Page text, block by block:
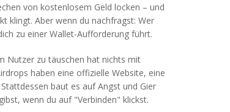
von kostenlosem Geld locken – und
klingt. Aber wenn du nachfragst: Wer
zu einer Wallet-Aufforderung führt.
Nutzer zu täuschen hat nichts mit
haben eine offizielle Website, eine
baut es auf Angst und Gier
wenn du auf "Verbinden" klickst.